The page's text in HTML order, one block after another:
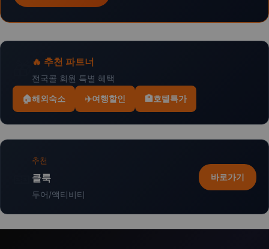
🔥 추천 파트너
전국콜 회원 특별 혜택
🏠해외숙소 ✈️여행할인 🏨호텔특가
추천
클룩
투어/액티비티
바로가기